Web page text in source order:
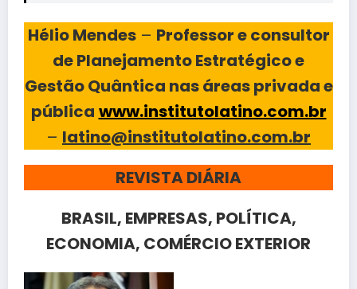
Hélio Mendes– Professor e consultor
de Planejamento Estratégico e
Gestão Quântica nas áreas privada e
pública www.institutolatino.com.br
– latino@institutolatino.com.br
REVISTA DIÁRIA
BRASIL, EMPRESAS, POLÍTICA,
ECONOMIA, COMÉRCIO EXTERIOR